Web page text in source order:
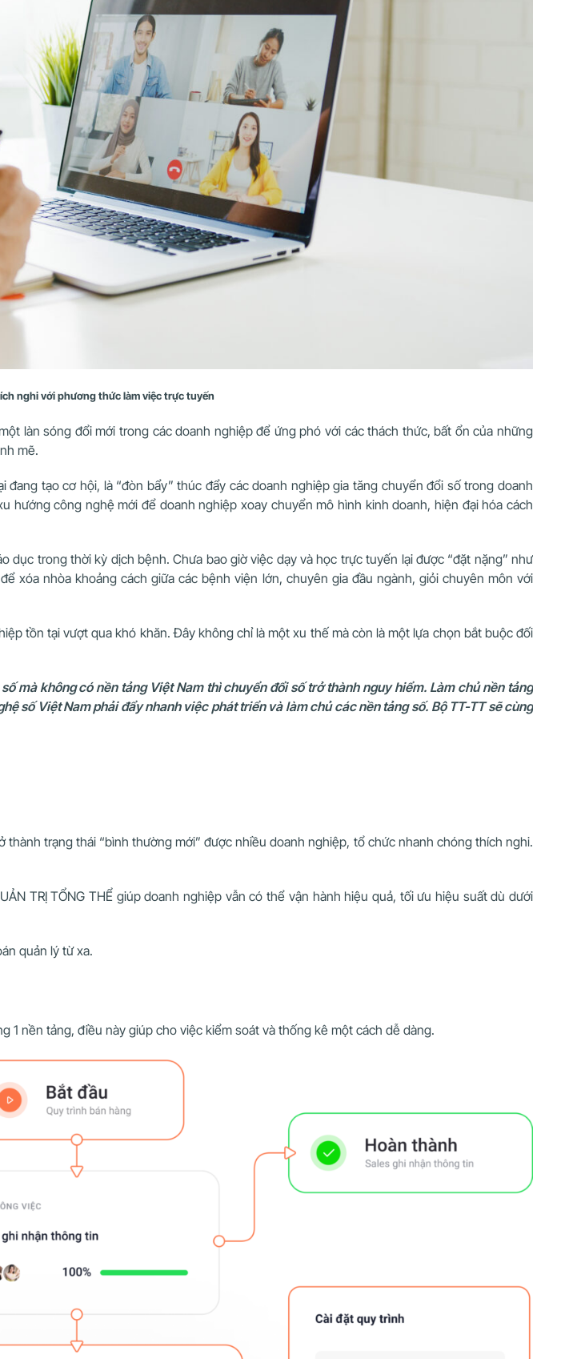
nghi với phương thức làm việc trực tuyến
làn sóng đổi mới trong các doanh nghiệp để ứng phó với các thách thức, bất ổn của những
mẽ.
tạo cơ hội, là “đòn bẩy” thúc đẩy các doanh nghiệp gia tăng chuyển đổi số trong doanh
hướng công nghệ mới để doanh nghiệp xoay chuyển mô hình kinh doanh, hiện đại hóa cách
trong thời kỳ dịch bệnh. Chưa bao giờ việc dạy và học trực tuyến lại được “đặt nặng” như
xóa nhòa khoảng cách giữa các bệnh viện lớn, chuyên gia đầu ngành, giỏi chuyên môn với
tồn tại vượt qua khó khăn. Đây không chỉ là một xu thế mà còn là một lựa chọn bắt buộc đối
mà không có nền tảng Việt Nam thì chuyển đổi số trở thành nguy hiểm. Làm chủ nền tảng
số Việt Nam phải đẩy nhanh việc phát triển và làm chủ các nền tảng số. Bộ TT-TT sẽ cùng
trạng thái “bình thường mới” được nhiều doanh nghiệp, tổ chức nhanh chóng thích nghi.
TRỊ TỔNG THỂ giúp doanh nghiệp vẫn có thể vận hành hiệu quả, tối ưu hiệu suất dù dưới
quản lý từ xa.
1 nền tảng, điều này giúp cho việc kiểm soát và thống kê một cách dễ dàng.